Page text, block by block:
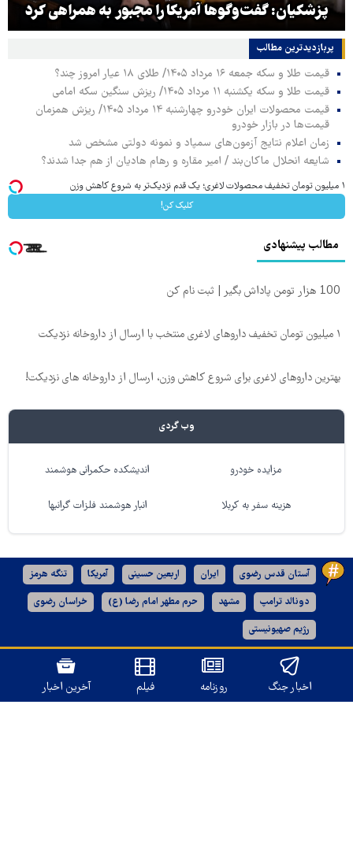
پزشکیان: گفت‌وگوها آمریکا را مجبور به همراهی کرد
پربازدیدترین‌ مطالب
قیمت طلا و سکه جمعه ۱۶ مرداد ۱۴۰۵/ طلای ۱۸ عیار امروز چند؟
قیمت طلا و سکه یکشنبه ۱۱ مرداد ۱۴۰۵/ ریزش سنگین سکه امامی
قیمت محصولات ایران خودرو چهارشنبه ۱۴ مرداد ۱۴۰۵/ ریزش همزمان
قیمت‌ها در بازار خودرو
زمان اعلام نتایج آزمون‌های سمپاد و نمونه دولتی مشخص شد
شایعه انحلال ماکان‌بند / امیر مقاره و رهام هادیان از هم جدا شدند؟
۱ میلیون تومان تخفیف محصولات لاغری؛ یک قدم نزدیک‌تر به شروع کاهش وزن
کلیک کن!
مطالب پیشنهادی
100 هزار تومن پاداش بگیر | ثبت نام کن
۱ میلیون تومان تخفیف داروهای لاغری منتخب با ارسال از داروخانه نزدیکت
بهترین داروهای لاغری برای شروع کاهش وزن، ارسال از داروخانه های نزدیکت!
وب گردی
مزایده خودرو اندیشکده حکمرانی هوشمند
هزینه سفر به کربلا انبار هوشمند فلزات گرانبها
آستان قدس رضوی ایران اربعین حسینی آمریکا تنگه هرمز
دونالد ترامپ مشهد حرم مطهر امام رضا (ع) خراسان رضوی
رژیم صهیونیستی
نسخه دسکتاپ اخبار جنگ روزنامه فیلم آخرین اخبار